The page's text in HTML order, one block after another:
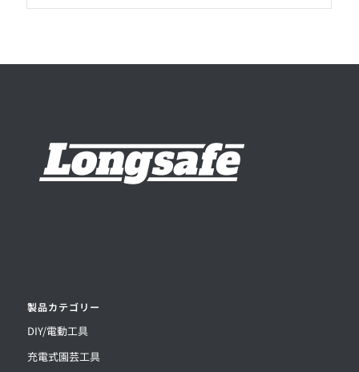
製品カテゴリー
DIY/電動工具
充電式園芸工具